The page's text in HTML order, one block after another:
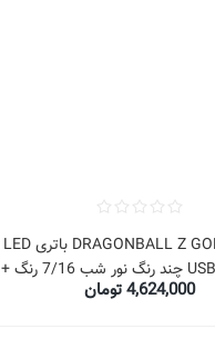
DRAGONBALL Z GOKU BALL باتری LED
سه بعدی USB چند رنگ نور شب 7/16 رنگ +
کنترل از راه دور
4,624,000 تومان